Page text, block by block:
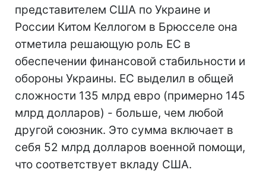
представителем США по Украине и
России Китом Келлогом в Брюсселе она
отметила решающую роль ЕС в
обеспечении финансовой стабильности и
обороны Украины. ЕС выделил в общей
сложности 135 млрд евро (примерно 145
млрд долларов) - больше, чем любой
другой союзник. Это сумма включает в
себя 52 млрд долларов военной помощи,
что соответствует вкладу США.